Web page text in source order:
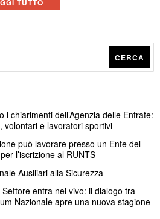
TUTTO
CERCA
i chiarimenti dell’Agenzia delle Entrate:
volontari e lavoratori sportivi
può lavorare presso un Ente del
l’iscrizione al RUNTS
Ausiliari alla Sicurezza
entra nel vivo: il dialogo tra
Nazionale apre una nuova stagione